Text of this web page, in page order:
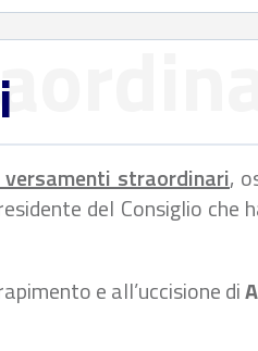
straordinari,
del Consiglio che
e all’uccisione di